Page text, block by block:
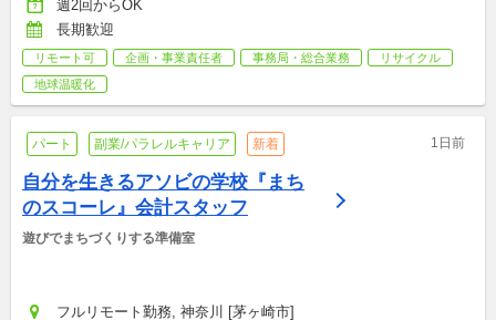
週2回からOK
長期歓迎
リモート可 企画・事業責任者 事務局・総合業務
リサイクル
地球温暖化
パート 副業/パラレルキャリア 新着 1日前
自分を生きるアソビの学校『まち
のスコーレ』会計スタッフ
遊びでまちづくりする準備室
フルリモート勤務, 神奈川 [茅ヶ崎市]